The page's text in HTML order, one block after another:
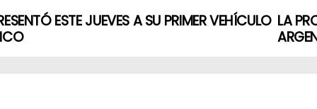
LA
ESTE JUEVES A SU PRIMER VEHÍCULO